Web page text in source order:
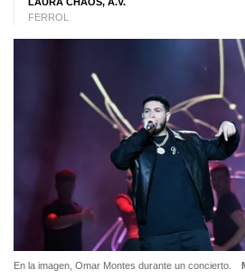
FERROL
En la imagen, Omar Montes durante un concierto.